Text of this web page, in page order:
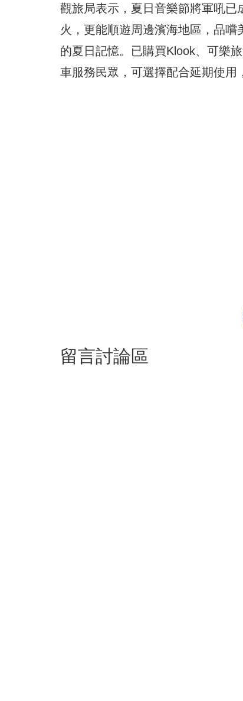
觀旅局表示，夏日音樂節將軍吼
火，更能順遊周邊濱海地區，品
的夏日記憶。已購買Klook、可樂
車服務民眾，可選擇配合延期使用
留言討論區